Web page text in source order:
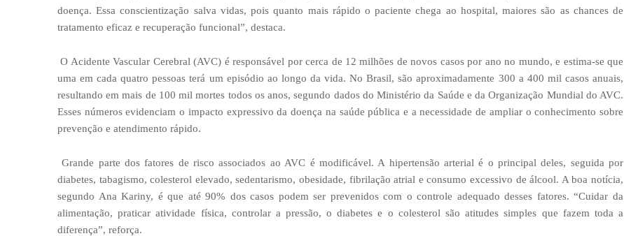
doença. Essa conscientização salva vidas, pois quanto mais rápido o paciente chega ao hospital, maiores são as chances de
tratamento eficaz e recuperação funcional”, destaca.
O Acidente Vascular Cerebral (AVC) é responsável por cerca de 12 milhões de novos casos por ano no mundo, e estima-se que
uma em cada quatro pessoas terá um episódio ao longo da vida. No Brasil, são aproximadamente 300 a 400 mil casos anuais,
resultando em mais de 100 mil mortes todos os anos, segundo dados do Ministério da Saúde e da Organização Mundial do AVC.
Esses números evidenciam o impacto expressivo da doença na saúde pública e a necessidade de ampliar o conhecimento sobre
prevenção e atendimento rápido.
Grande parte dos fatores de risco associados ao AVC é modificável. A hipertensão arterial é o principal deles, seguida por
diabetes, tabagismo, colesterol elevado, sedentarismo, obesidade, fibrilação atrial e consumo excessivo de álcool. A boa notícia,
segundo Ana Kariny, é que até 90% dos casos podem ser prevenidos com o controle adequado desses fatores. “Cuidar da
alimentação, praticar atividade física, controlar a pressão, o diabetes e o colesterol são atitudes simples que fazem toda a
diferença”, reforça.